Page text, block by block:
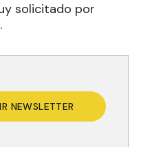
solicitado por
NEWSLETTER